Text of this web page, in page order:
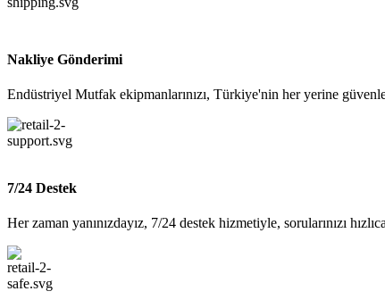
Nakliye Gönderimi
Endüstriyel Mutfak ekipmanlarınızı, Türkiye'nin her yerine
7/24 Destek
Her zaman yanınızdayız, 7/24 destek hizmetiyle, sorularınızı